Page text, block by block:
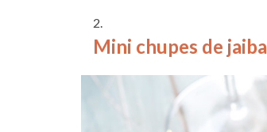
Mini chupes de jaiba